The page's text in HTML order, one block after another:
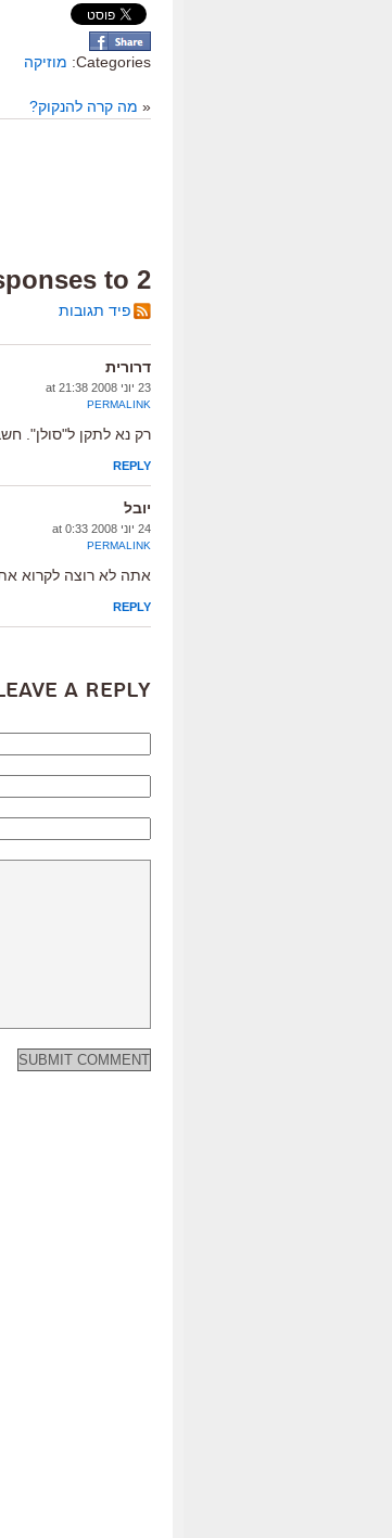
Categories: מוזיקה
« מה קרה להנקוק?
2 Responses to “אי בודד”
פיד תגובות
דרורית
23 יוני 2008 at 21:38
PERMALINK
רק נא לתקן ל"סולן".
REPLY
יובל
24 יוני 2008 at 0:33
PERMALINK
אתה לא רוצה לקרוא
REPLY
a Reply